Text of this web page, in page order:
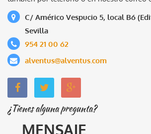
C/ Américo Vespucio 5, local B6
Sevilla
954 21 00 62
alventus@alventus.com
¿Tienes alguna pregunta?
MENSAJE